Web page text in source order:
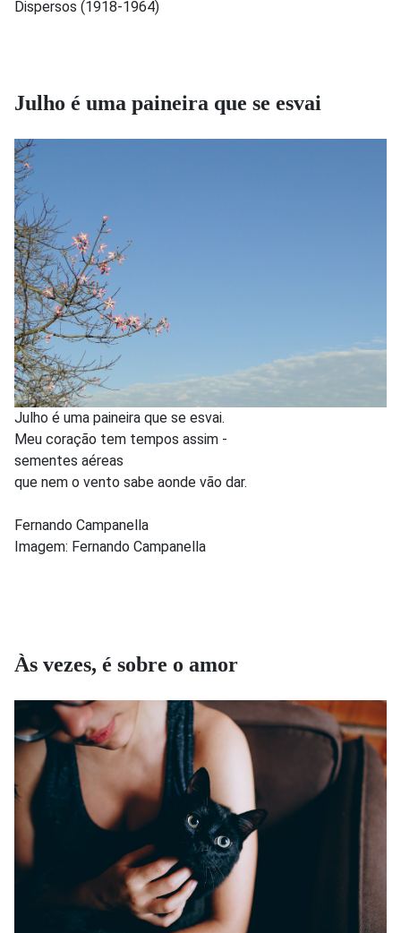
Dispersos (1918-1964)
Julho é uma paineira que se esvai
Julho é uma paineira que se esvai.
Meu coração tem tempos assim -
sementes aéreas
que nem o vento sabe aonde vão dar.
Fernando Campanella
Imagem: Fernando Campanella
Às vezes, é sobre o amor